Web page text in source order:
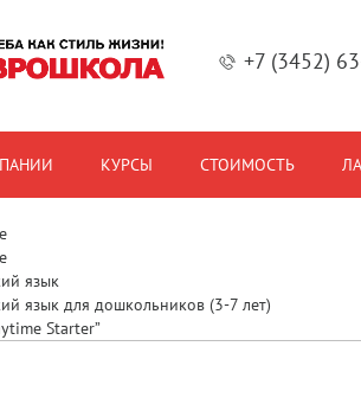
+7 (3452)
КУРСЫ СТОИМОСТЬ
язык
язык для дошкольников (3-7 лет)
Starter”